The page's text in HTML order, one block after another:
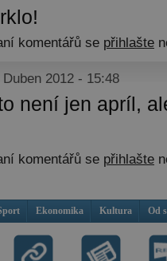
komentářů se přihlašte
Duben 2012 - 15:48
není jen apríl,
komentářů se přihlašte
Ekonomika Kultura Od